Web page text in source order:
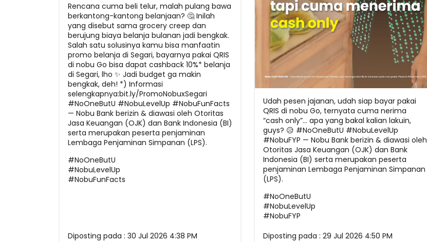
Rencana cuma beli telur, malah pulang bawa
berkantong-kantong belanjaan? 🤔 Inilah
yang disebut sama grocery creep dan
berujung biaya belanja bulanan jadi bengkak.
Salah satu solusinya kamu bisa manfaatin
promo belanja di Segari, bayarnya pakai QRIS
di nobu Go bisa dapat cashback 10%* belanja
di Segari, lho ✨ Jadi budget ga makin
bengkak, deh! *) Informasi
selengkapnya:bit.ly/PromoNobuxSegari
#NoOneButU #NobuLevelUp #NobuFunFacts
— Nobu Bank berizin & diawasi oleh Otoritas
Jasa Keuangan (OJK) dan Bank Indonesia (BI)
serta merupakan peserta penjaminan
Lembaga Penjaminan Simpanan (LPS).
#NoOneButU
#NobuLevelUp
#NobuFunFacts
Diposting pada : 30 Jul 2026 4:38 PM
Udah pesen jajanan, udah siap bayar pakai
QRIS di nobu Go, ternyata cuma nerima
“cash only”... apa yang bakal kalian lakuin,
guys? 😥 #NoOneButU #NobuLevelUp
#NobuFYP — Nobu Bank berizin & diawasi oleh
Otoritas Jasa Keuangan (OJK) dan Bank
Indonesia (BI) serta merupakan peserta
penjaminan Lembaga Penjaminan Simpanan
(LPS).
#NoOneButU
#NobuLevelUp
#NobuFYP
Diposting pada : 29 Jul 2026 4:50 PM